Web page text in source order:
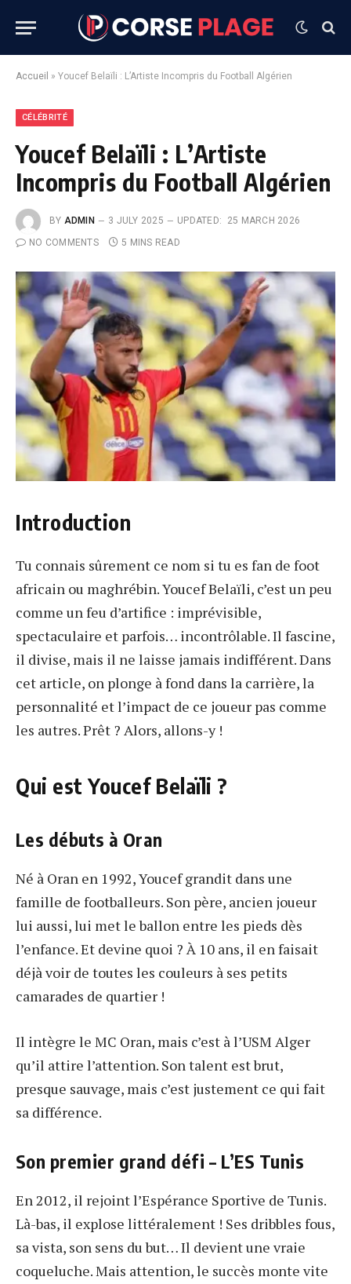
Accueil » Youcef Belaïli : L’Artiste Incompris du Football Algérien
CÉLÉBRITÉ
Youcef Belaïli : L’Artiste
Incompris du Football Algérien
BY ADMIN 3 JULY 2025 UPDATED:
25 MARCH 2026
NO COMMENTS
5 MINS READ
Introduction
Tu connais sûrement ce nom si tu es fan de foot
africain ou maghrébin. Youcef Belaïli, c’est un peu
comme un feu d’artifice : imprévisible,
spectaculaire et parfois… incontrôlable. Il fascine,
il divise, mais il ne laisse jamais indifférent. Dans
cet article, on plonge à fond dans la carrière, la
personnalité et l’impact de ce joueur pas comme
les autres. Prêt ? Alors, allons-y !
Qui est Youcef Belaïli ?
Les débuts à Oran
Né à Oran en 1992, Youcef grandit dans une
famille de footballeurs. Son père, ancien joueur
lui aussi, lui met le ballon entre les pieds dès
l’enfance. Et devine quoi ? À 10 ans, il en faisait
déjà voir de toutes les couleurs à ses petits
camarades de quartier !
Il intègre le MC Oran, mais c’est à l’USM Alger
qu’il attire l’attention. Son talent est brut,
presque sauvage, mais c’est justement ce qui fait
sa différence.
Son premier grand défi – L’ES Tunis
En 2012, il rejoint l’Espérance Sportive de Tunis.
Là-bas, il explose littéralement ! Ses dribbles fous,
sa vista, son sens du but… Il devient une vraie
coqueluche. Mais attention, le succès monte vite